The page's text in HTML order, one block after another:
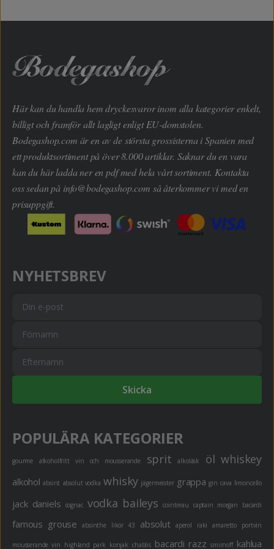
Här kan du handla hem dryckesvaror inom alla kategorier enkelt,
billigt och framför allt lagligt enligt EU-domstolen.
Bodegashop.com är en av de största grossisterna i Spanien med
ett produktsortiment på över 8.000 artiklar. Saknar du en vara
kan du här ladda ner en pdf med hela vårt sortiment. Kontakta
oss sedan på info@bodegashop.com så återkommer vi med en
prisuppgift.
NYHETSBREV
Skicka
POPULÄRA KATEGORIER
gourme alkoholfritt vin och mousserande sprit alkoläsk öl whiskey
alkohol absint absolut vodka whisky jägermeister grappa gin cava limoncello
jack daniels cognac vodka baileys cointreau captain morgan bacardi
famous grouse absinthe likör 43 absolut aperol raki amaretto portvin
mousserande vin highland park konjak chablis bacardi razz smirnoff kahlua